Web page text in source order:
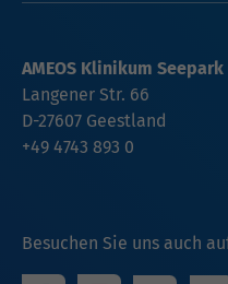
Besuchen Sie uns auch
AMEOS Klinikum
Langener Str. 66
D-27607 Geestland
+49 4743 893 0